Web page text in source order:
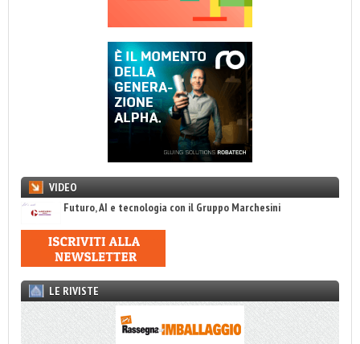
VIDEO
Futuro, AI e tecnologia con il Gruppo Marchesini
LE RIVISTE